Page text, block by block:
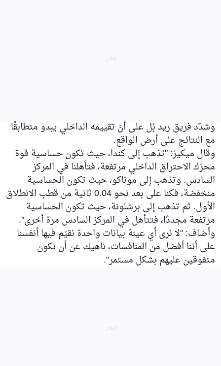
وشدّد فريق ريد بُل على أنّ تقييمه الداخلي يبدو متطابقًا
مع النتائج على أرض الواقع.
وقال ميكيز: "تذهب إلى كندا، حيث تكون حساسية قوة
محرّك الاحتراق الداخلي مرتفعة، فتأهلنا في المركز
السادس. وتذهب إلى موناكو، حيث تكون الحساسية
منخفضة، فكنا على بعد نحو 0.04 ثانية من قطب الانطلاق
الأول. ثم تذهب إلى برشلونة، حيث تكون الحساسية
مرتفعة مجددًا، فتتأهل في المركز السادس مرة أخرى".
وأضاف: "لا نرى أي عينة بيانات واحدة نقيّم فيها أنفسنا
على أننا أفضل من المنافسات، ناهيك عن أن نكون
متفوقين عليهم بشكل مستمر".